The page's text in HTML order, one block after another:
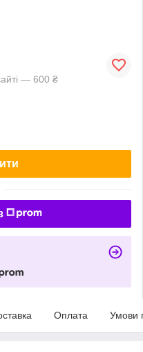
— 600 ₴
Оплата Умови